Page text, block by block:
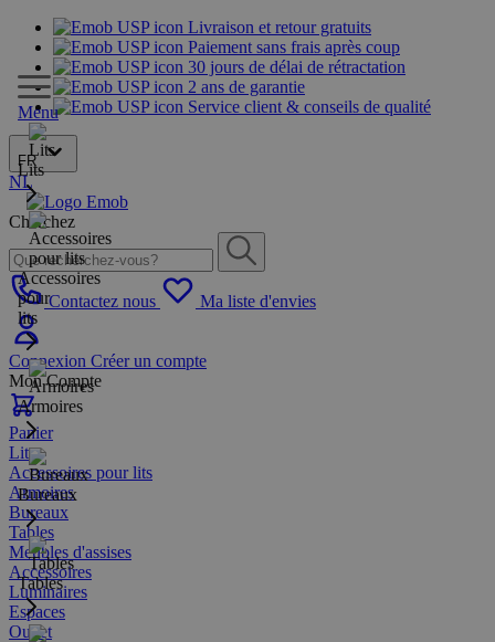
Livraison et retour gratuits
Paiement sans frais après coup
30 jours de délai de rétractation
2 ans de garantie
Service client & conseils de qualité
FR
NL
Cherchez
Contactez nous Ma liste d'envies
Connexion Créer un compte
Mon Compte
Panier
Menu
Lits
Accessoires
pour
lits
Armoires
Bureaux
Tables
Lits
Accessoires pour lits
Armoires
Bureaux
Tables
Meubles d'assises
Accessoires
Luminaires
Espaces
Outlet